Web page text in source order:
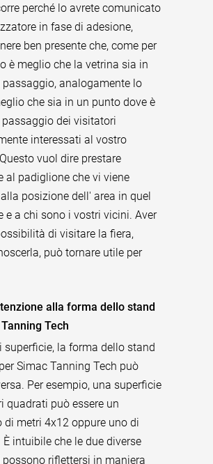
perché lo avrete comunicato
in fase di adesione,
ben presente che, come per
è meglio che la vetrina sia in
passaggio, analogamente lo
che sia in un punto dove è
dei visitatori
interessati al vostro
vuol dire prestare
al padiglione che vi viene
posizione dell' area in quel
e a chi sono i vostri vicini. Aver
di visitare la fiera,
può tornare utile per
alla forma dello stand
Tech
superficie, la forma dello stand
Simac Tanning Tech può
Per esempio, una superficie
quadrati può essere un
di metri 4x12 oppure uno di
È intuibile che le due diverse
riflettersi in maniera